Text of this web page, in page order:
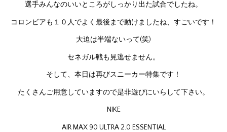
選手みんなのいいところがしっかり出た試合でしたね。
コロンビアも１０人でよく最後まで動けましたね、すごいです！
大迫は半端ないって(笑)
セネガル戦も見逃せません。
そして、本日は再びスニーカー特集です！
たくさんご用意していますので是非遊びにいらして下さい。
NIKE
AIR MAX 90 ULTRA 2.0 ESSENTIAL